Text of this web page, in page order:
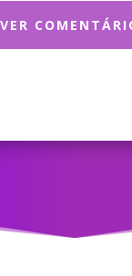
VER